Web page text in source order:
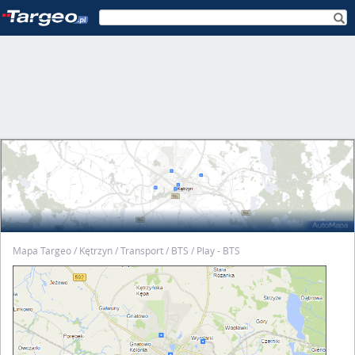
Mapa Targeo Kętrzyn Transport BTS Play - BTS